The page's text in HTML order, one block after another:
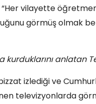
vilayette
görmüş olmak
anlatan
bizzat izlediği ve
televizyonlarda